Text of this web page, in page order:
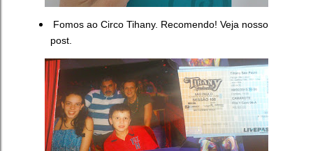
Fomos ao Circo Tihany. Recomendo! Veja nosso
post.